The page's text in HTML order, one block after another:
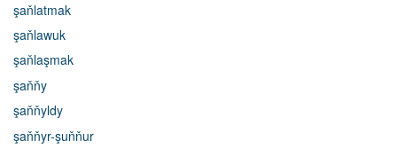
şaňlatmak
şaňlawuk
şaňlaşmak
şaňňy
şaňňyldy
şaňňyr-şuňňur